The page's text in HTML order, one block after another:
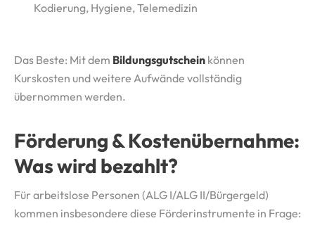
Kodierung, Hygiene, Telemedizin
Das Beste: Mit dem Bildungsgutschein können
Kurskosten und weitere Aufwände vollständig
übernommen werden.
Förderung & Kostenübernahme:
Was wird bezahlt?
Für arbeitslose Personen (ALG I/ALG II/Bürgergeld)
kommen insbesondere diese Förderinstrumente in Frage: